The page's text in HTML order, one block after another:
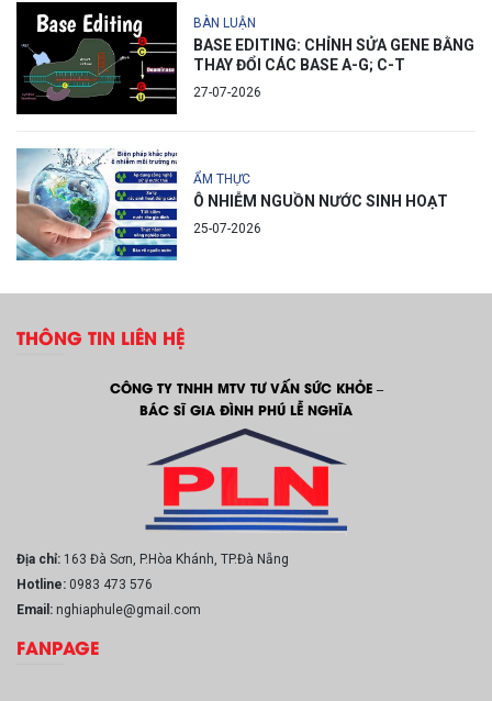
BÀN LUẬN
BASE EDITING: CHỈNH SỬA GENE BẰNG
THAY ĐỔI CÁC BASE A-G; C-T
27-07-2026
ẨM THỰC
Ô NHIỄM NGUỒN NƯỚC SINH HOẠT
25-07-2026
THÔNG TIN LIÊN HỆ
CÔNG TY TNHH MTV TƯ VẤN SỨC KHỎE –
BÁC SĨ GIA ĐÌNH PHÚ LỄ NGHĨA
Địa chỉ: 163 Đà Sơn, P.Hòa Khánh, TP.Đà Nẵng
Hotline: 0983 473 576
Email: nghiaphule@gmail.com
FANPAGE